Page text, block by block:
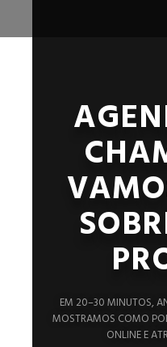
EM 20–30 MINUTOS,
MOSTRAMOS COMO
ONLINE E